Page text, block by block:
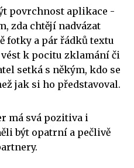
povrchnost aplikace -
zda chtějí nadvázat
fotky a pár řádků textu
k pocitu zklamání či
setká s někým, kdo se
jak si ho představoval.
má svá pozitiva i
být opatrní a pečlivě